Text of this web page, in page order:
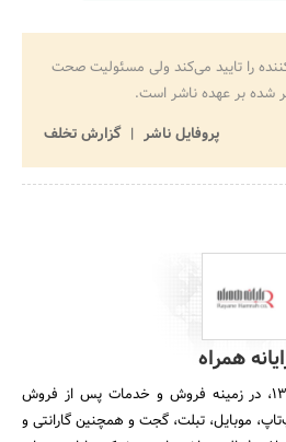
را تایید می‌کند ولی مسئولیت صحت
شده بر عهده ناشر است.
پروفایل ناشر
گزارش تخلف
همراه
شرکت رایانه همراه از سال ۱۳۷۹، در زمینه فروش و خدمات پس از فروش
موبایل، تبلت، گجت و همچنین گارانتی و